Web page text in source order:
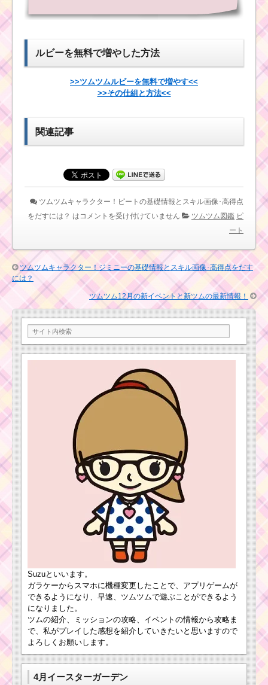
ツムツムキャラクタ
点をだすには？
ツムツムキャラ
ツムツムキャラクタ
ー！ナラの基礎情報と
すには？
ツムツム！ホリ
デーベイマック
スの使い方とス
キル動画｜チェ
ーン数が2倍にな
る
ツムキャラ！グーフィ
ーのスキルを動画で確
認！高得点派？コイン
派？
ツムツムキャラ
クター！エンジ
ェルの基礎情報
とスキル画像･高
得点をだすに
は？
ツムツム！トランプの
使い方とスキル動画｜
横ライン+ハート型にツ
ムを消す
のお宝探しイベ
ント4枚目のミッ
の基礎情報とス
キル画像･高得点
をだすには？
クター！アリス
キル画像･高得点
をだすには？
ツムツムキャラクタ
ー！ミニーの基礎情報
とスキル画像･高得点を
だすには？
ツムツム！オウルの
スキル6で3個の発動は
間に合わない？
ツムツム！ジャ
ファーの使い方
とスキル動画 高
得点を出すコツ
ツムツム！ポット夫
人の使い方とスキル動
画｜マイツムでロング
チェーン
ツムツムキャラクタ
ェルの基礎情報とスキ
ル画像･高得点をだすに
は？
ルビーを無料で増やした方法
>>ツムツムルビーを無料で増やす<<
>>その仕組と方法<<
関連記事
ツムツムキャラクター！ピートの基礎情報とスキル画像･高得点
をだすには？ は コメントを受け付けていません ツムツム図鑑 ピ
ート
ツムツムキャラクター！ジミニーの基礎情報とスキル画像･高得点をだす
には？
ツムツム12月の新イベントと新ツムの最新情報！
Suzuといいます。
ガラケーからスマホに機種変更したことで、アプリゲームが
できるようになり、早速、ツムツムで遊ぶことができるよう
になりました。
ツムの紹介、ミッションの攻略、イベントの情報から攻略ま
で、私がプレイした感想を紹介していきたいと思いますので
よろしくお願いします。
4月イースターガーデン